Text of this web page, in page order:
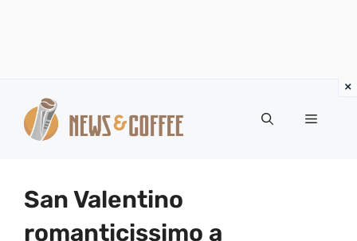
contenuto
Menu
San Valentino
romanticissimo a